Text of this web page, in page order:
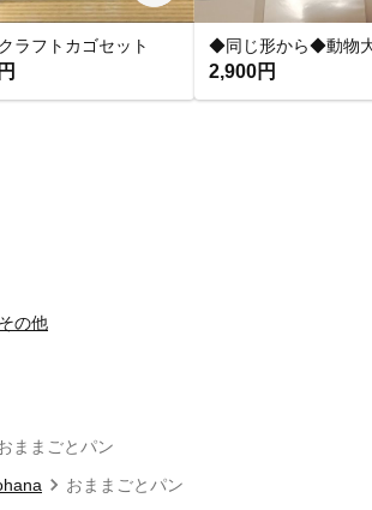
ラフトカゴセット
2,900円
その他
ままごとパン
おままごとパン